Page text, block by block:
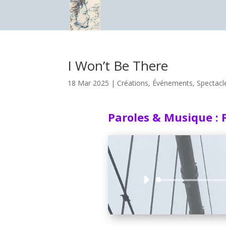
I Won’t Be There
18 Mar 2025 | Créations, Événements,
Paroles & Musique :